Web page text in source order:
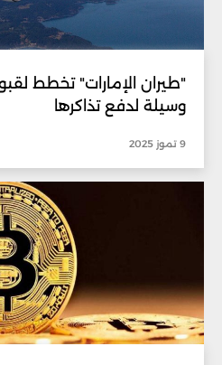
"طيران الإمارات" تخطط
وسيلة لدفع تذاكرها
9 تموز 2025